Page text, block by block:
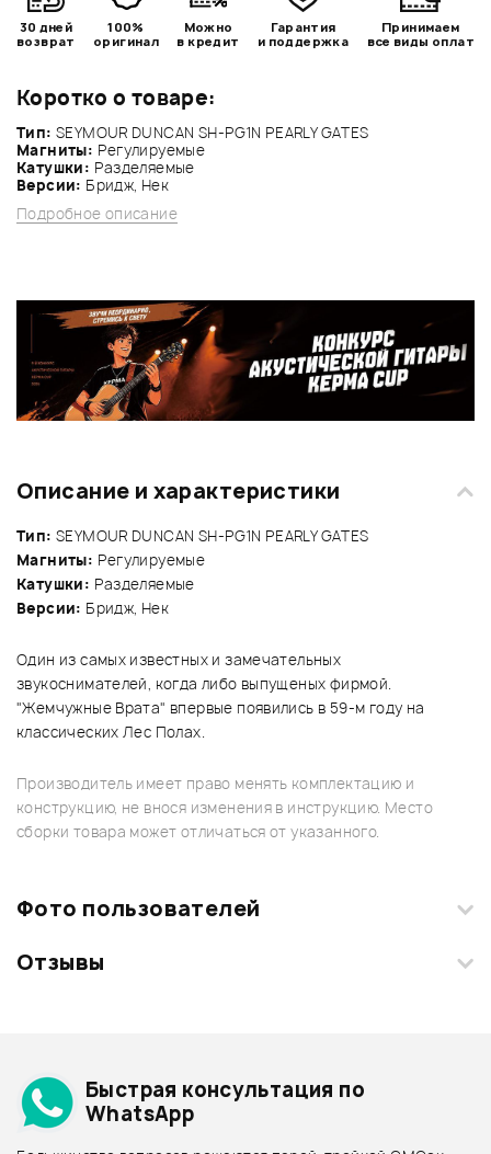
Коротко о товаре:
Тип: SEYMOUR DUNCAN SH-PG1N PEARLY GATES
Магниты: Регулируемые
Катушки: Разделяемые
Версии: Бридж, Нек
Подробное описание
30 дней
возврат
100%
оригинал
Можно
в кредит
Гарантия
и поддержка
Принимаем
все виды оплат
Описание и характеристики
Тип: SEYMOUR DUNCAN SH-PG1N PEARLY GATES
Магниты: Регулируемые
Катушки: Разделяемые
Версии: Бридж, Нек
Один из самых известных и замечательных
звукоснимателей, когда либо выпущеных фирмой.
"Жемчужные Врата" впервые появились в 59-м году на
классических Лес Полах.
Производитель имеет право менять комплектацию и
конструкцию, не внося изменения в инструкцию. Место
сборки товара может отличаться от указанного.
Фото пользователей
Загрузите свои фотографии купленного товара и получите
Отзывы
Архив товаров - дешевле
Архив товаров - дороже
Быстрая консультация по
WhatsApp